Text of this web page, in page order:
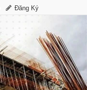
Đăng Ký